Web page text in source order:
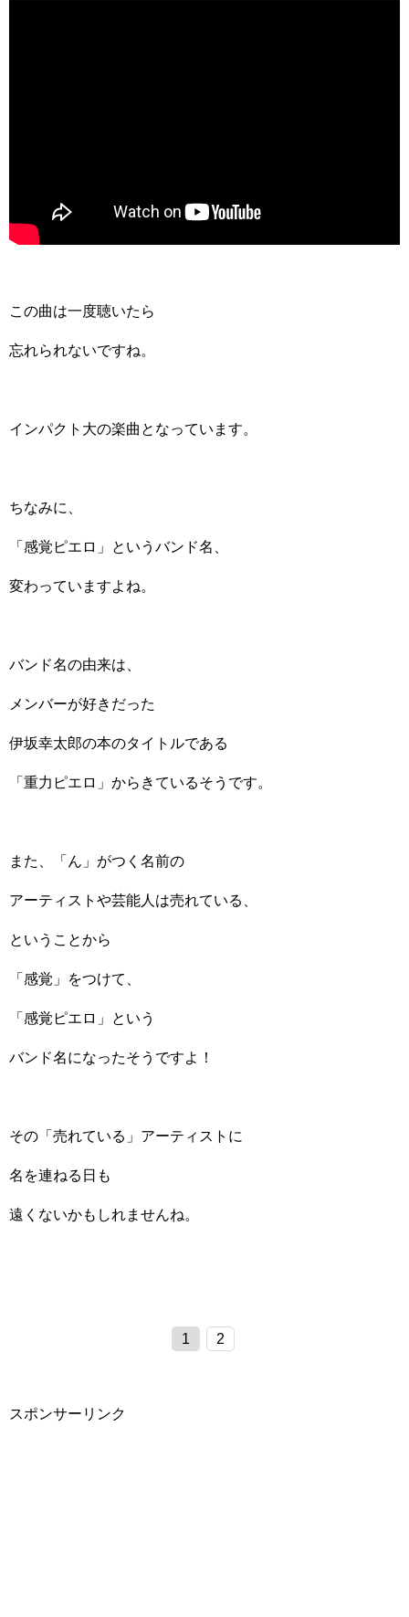
この曲は一度聴いたら
忘れられないですね。
インパクト大の楽曲となっています。
ちなみに、
「感覚ピエロ」というバンド名、
変わっていますよね。
バンド名の由来は、
メンバーが好きだった
伊坂幸太郎の本のタイトルである
「重力ピエロ」からきているそうです。
また、「ん」がつく名前の
アーティストや芸能人は売れている、
ということから
「感覚」をつけて、
「感覚ピエロ」という
バンド名になったそうですよ！
その「売れている」アーティストに
名を連ねる日も
遠くないかもしれませんね。
1 2
スポンサーリンク